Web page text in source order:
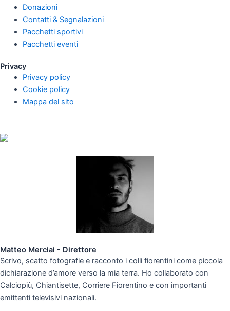
Donazioni
Contatti & Segnalazioni
Pacchetti sportivi
Pacchetti eventi
Privacy
Privacy policy
Cookie policy
Mappa del sito
Matteo Merciai - Direttore
Scrivo, scatto fotografie e racconto i colli fiorentini come piccola
dichiarazione d’amore verso la mia terra. Ho collaborato con
Calciopiù, Chiantisette, Corriere Fiorentino e con importanti
emittenti televisivi nazionali.